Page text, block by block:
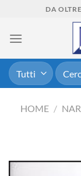
content
DA
Cerca:
HOME /